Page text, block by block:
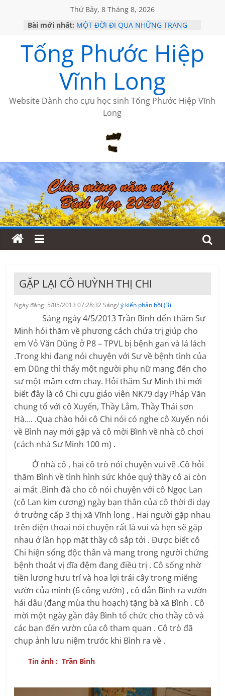
Thứ Bảy, 8 Tháng 8, 2026
Bài mới nhất: MỘT ĐỜI ĐI QUA NHỮNG TRANG
KHÔNG ĐỀ 19 CỦA THÁI LÃO
CHÙM THƠ CỦA BÍCH HÀ
GIÃ TỪ ĐÀ LẠT của ANTH ĐOÀN
HỌC SỬ HỒI XƯA
Tống Phước Hiệp
Vĩnh Long
Website Dành cho cựu học sinh Tống Phước Hiệp Vĩnh
Long
GẶP LẠI CÔ HUỲNH THỊ CHI
Ngày đăng: 5/05/2013 07:28:32 Sáng/ý kiến phản hồi (3)
Sáng ngày 4/5/2013 Trần Bình đến thăm Sư
Minh hỏi thăm về phương cách chửa trị giúp cho
em Vỏ Văn Dũng ở P8 – TPVL bị bệnh gan và lá lách
.Trong khi đang nói chuyện với Sư về bệnh tình của
em Dũng thì thấy một người phụ nữ mang đến cho
sư một mâm cơm chay. Hỏi thăm Sư Minh thì mới
biết đây là cô Chi cựu giáo viên NK79 dạy Pháp Văn
chung tổ với cô Xuyến, Thầy Lắm, Thầy Thái sơn
Hà…. .Qua chào hỏi cô Chi nói có nghe cô Xuyến nói
về Bình nay mới gặp và cô mời Bình về nhà cô chơi
(cách nhà Sư Minh 100 m) .
Ở nhà cô , hai cô trò nói chuyện vui vẽ .Cô hỏi
thăm Bình về tình hình sức khỏe quý thầy cô ai còn
ai mất .Bình đã cho cô nói chuyện với cô Ngọc Lan
(cô Lan kim cương) ngày bạn thân của cô thời đi dạy
ở trường cấp 3 thị xã Vĩnh long . Hai người gặp nhau
trên điện thoại nói chuyện rất là vui và hẹn sẽ gặp
nhau ở lần họp mặt thầy cô sắp tới . Được biết cô
Chi hiện sống độc thân và mang trong người chứng
bệnh thoát vị đĩa đệm đang điều trị . Cô sống nhờ
tiền lương hưu trí và hoa lợi trái cây trong miếng
vườn của mình (6 công vườn) , cô dẫn Bình ra vườn
hái dâu (đang mùa thu hoạch) tặng bà xã Bình . Cô
mời một ngày gần đây Bình tổ chức cho thầy cô và
các bạn đến vườn của cô tham quan . Cô trò đã
chụp ảnh lưu niệm trước khi Bình ra về .
Tin ảnh : Trần Bình